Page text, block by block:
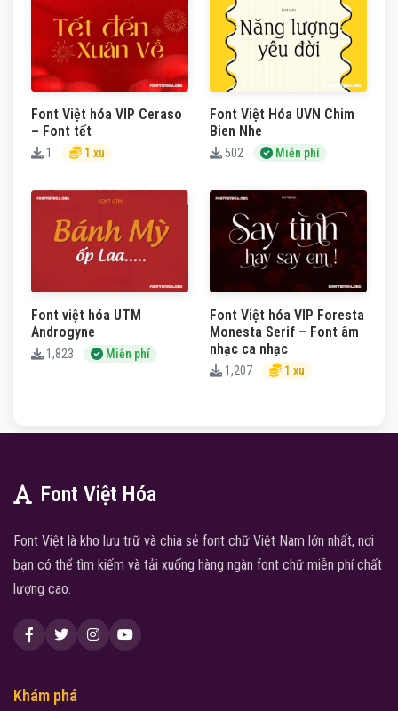
Font Việt hóa VIP Ceraso
– Font tết
1 1 xu
Font Việt Hóa UVN Chim
Bien Nhe
502 Miễn phí
Font việt hóa UTM
Androgyne
1,823 Miễn phí
Font Việt hóa VIP Foresta
Monesta Serif – Font âm
nhạc ca nhạc
1,207 1 xu
Font Việt Hóa
Font Việt là kho lưu trữ và chia sẻ font chữ Việt Nam lớn nhất, nơi
bạn có thể tìm kiếm và tải xuống hàng ngàn font chữ miễn phí chất
lượng cao.
Khám phá